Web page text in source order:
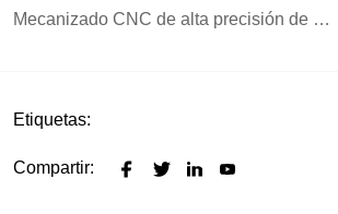
Mecanizado CNC de alta precisión de 5 ejes para carcasas de motores de vehículos eléctricos.
Etiquetas:
Compartir: